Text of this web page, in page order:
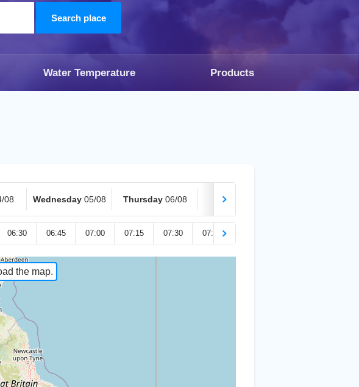
Water Temperature Products
08 Wednesday 05/08 Thursday 06/08 Today
06:30 06:45 07:00 07:15 07:30 07:45
the map.